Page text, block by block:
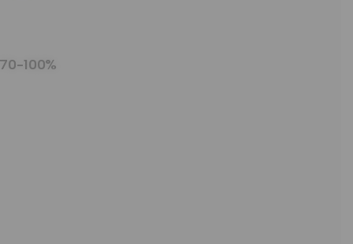
100%